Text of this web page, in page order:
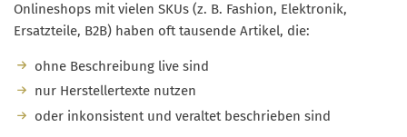
Onlineshops mit vielen SKUs (z. B. Fashion, Elektronik,
Ersatzteile, B2B) haben oft tausende Artikel, die:
ohne Beschreibung live sind
nur Herstellertexte nutzen
oder inkonsistent und veraltet beschrieben sind